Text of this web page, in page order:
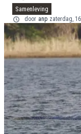
Samenleving
door anp zaterdag,